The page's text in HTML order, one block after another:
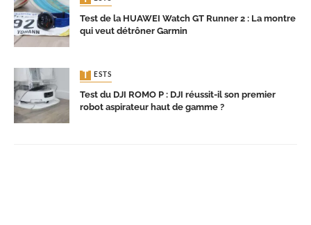
Test de la HUAWEI Watch GT Runner 2 : La montre
qui veut détrôner Garmin
TESTS
Test du DJI ROMO P : DJI réussit-il son premier
robot aspirateur haut de gamme ?